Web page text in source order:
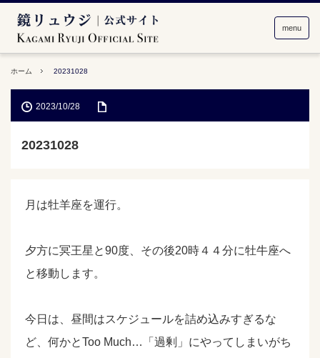
menu
ホーム 20231028
2023/10/28
20231028
月は牡羊座を運行。
夕方に冥王星と90度、その後20時４４分に牡牛座へ
と移動します。
今日は、昼間はスケジュールを詰め込みすぎるな
ど、何かとToo Much…「過剰」にやってしまいがち